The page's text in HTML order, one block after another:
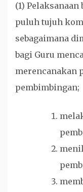
(1) Pelaksanaan
puluh tujuh
sebagaimana
bagi Guru
merencanakan
pembimbingan;